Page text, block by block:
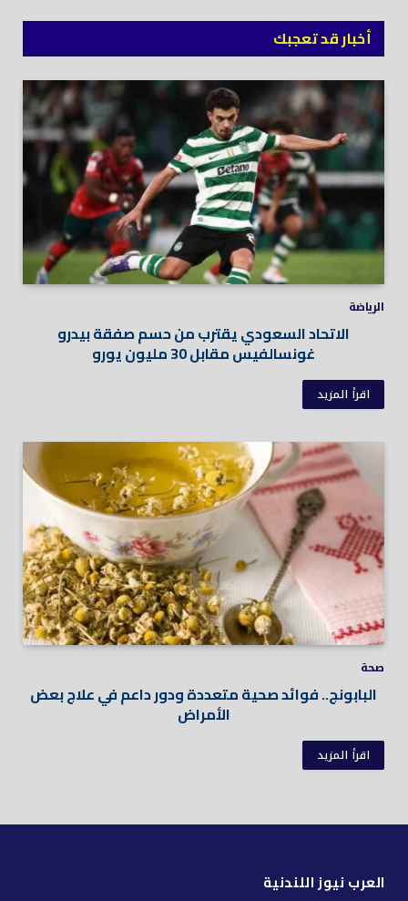
أخبار قد تعجبك
الرياضة
الاتحاد السعودي يقترب من حسم صفقة بيدرو
غونسالفيس مقابل 30 مليون يورو
اقرأ المزيد
صحة
البابونج.. فوائد صحية متعددة ودور داعم في علاج بعض
الأمراض
اقرأ المزيد
العرب نيوز اللندنية